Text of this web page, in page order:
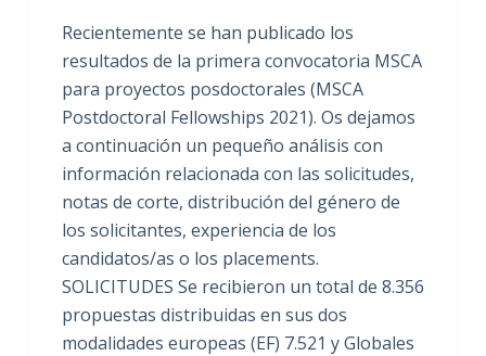
Recientemente se han publicado los
resultados de la primera convocatoria MSCA
para proyectos posdoctorales (MSCA
Postdoctoral Fellowships 2021). Os dejamos
a continuación un pequeño análisis con
información relacionada con las solicitudes,
notas de corte, distribución del género de
los solicitantes, experiencia de los
candidatos/as o los placements.
SOLICITUDES Se recibieron un total de 8.356
propuestas distribuidas en sus dos
modalidades europeas (EF) 7.521 y Globales